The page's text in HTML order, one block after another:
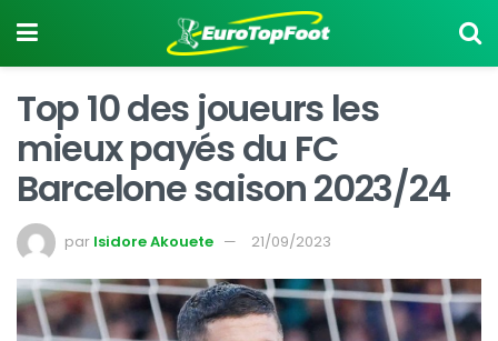
Top 10 des joueurs les
mieux payés du FC
Barcelone saison 2023/24
par Isidore Akouete 21/09/2023